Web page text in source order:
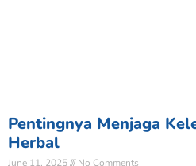
Pentingnya Menjaga
Herbal
June 11, 2025 No Comments